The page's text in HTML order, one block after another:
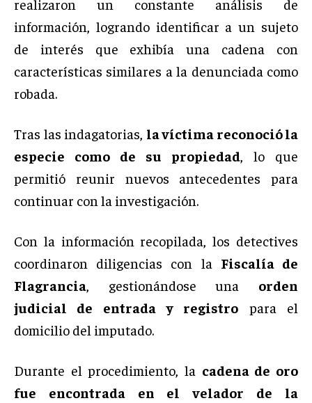
realizaron un constante análisis de
información, logrando identificar a un sujeto
de interés que exhibía una cadena con
características similares a la denunciada como
robada.
Tras las indagatorias, la víctima reconoció la
especie como de su propiedad, lo que
permitió reunir nuevos antecedentes para
continuar con la investigación.
Con la información recopilada, los detectives
coordinaron diligencias con la Fiscalía de
Flagrancia, gestionándose una orden
judicial de entrada y registro para el
domicilio del imputado.
Durante el procedimiento, la cadena de oro
fue encontrada en el velador de la